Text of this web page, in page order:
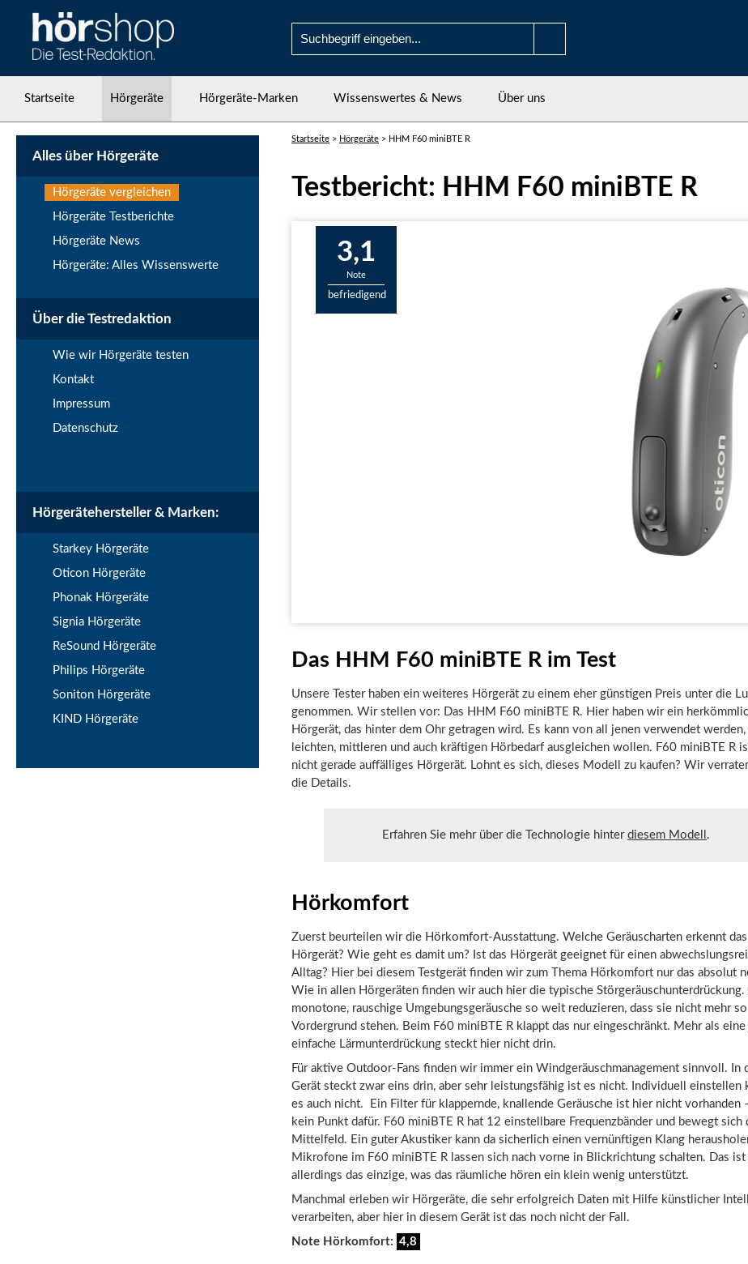
Startseite Hörgeräte Hörgeräte-Marken Wissenswertes & News Über uns
Startseite > Hörgeräte > HHM F60 miniBTE R
Testbericht: HHM F60 miniBTE R
3,1
Note
befriedigend
Das HHM F60 miniBTE R im Test
Unsere Tester haben ein weiteres Hörgerät zu einem eher günstigen Preis unter die
genommen. Wir stellen vor: Das HHM F60 miniBTE R. Hier haben wir ein
Hörgerät, das hinter dem Ohr getragen wird. Es kann von all jenen verwendet werden,
leichten, mittleren und auch kräftigen Hörbedarf ausgleichen wollen. F60 miniBTE R
nicht gerade auffälliges Hörgerät. Lohnt es sich, dieses Modell zu kaufen? Wir
die Details.
Erfahren Sie mehr über die Technologie hinter diesem Modell .
Hörkomfort
Zuerst beurteilen wir die Hörkomfort-Ausstattung. Welche Geräuscharten erkennt das
Hörgerät? Wie geht es damit um? Ist das Hörgerät geeignet für einen
Alltag? Hier bei diesem Testgerät finden wir zum Thema Hörkomfort nur das absolut
Wie in allen Hörgeräten finden wir auch hier die typische Störgeräuschunterdrückung.
monotone, rauschige Umgebungsgeräusche so weit reduzieren, dass sie nicht mehr
Vordergrund stehen. Beim F60 miniBTE R klappt das nur eingeschränkt. Mehr als eine
einfache Lärmunterdrückung steckt hier nicht drin.
Für aktive Outdoor-Fans finden wir immer ein Windgeräuschmanagement sinnvoll. In
Gerät steckt zwar eins drin, aber sehr leistungsfähig ist es nicht. Individuell einstellen
es auch nicht. Ein Filter für klappernde, knallende Geräusche ist hier nicht vorhanden
kein Punkt dafür. F60 miniBTE R hat 12 einstellbare Frequenzbänder und bewegt sich
Mittelfeld. Ein guter Akustiker kann da sicherlich einen vernünftigen Klang
Mikrofone im F60 miniBTE R lassen sich nach vorne in Blickrichtung schalten. Das ist
allerdings das einzige, was das räumliche hören ein klein wenig unterstützt.
Manchmal erleben wir Hörgeräte, die sehr erfolgreich Daten mit Hilfe künstlicher
verarbeiten, aber hier in diesem Gerät ist das noch nicht der Fall.
Note Hörkomfort: 4,8
Alles über Hörgeräte
Hörgeräte vergleichen
Hörgeräte Testberichte
Hörgeräte News
Hörgeräte: Alles Wissenswerte
Über die Testredaktion
Wie wir Hörgeräte testen
Kontakt
Impressum
Datenschutz
Hörgerätehersteller & Marken:
Starkey Hörgeräte
Oticon Hörgeräte
Phonak Hörgeräte
Signia Hörgeräte
ReSound Hörgeräte
Philips Hörgeräte
Soniton Hörgeräte
KIND Hörgeräte